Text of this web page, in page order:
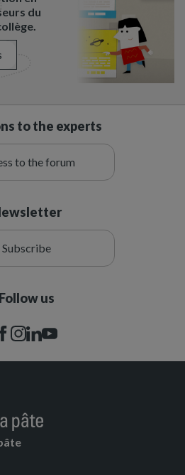
du
to the experts
to the forum
Subscribe
Follow us